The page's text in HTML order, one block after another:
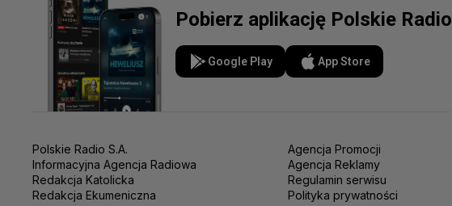
Pobierz aplikację Polskie Radio
Google Play App Store
Polskie Radio S.A.
Informacyjna Agencja Radiowa
Redakcja Katolicka
Redakcja Ekumeniczna
Agencja Promocji
Agencja Reklamy
Regulamin serwisu
Polityka prywatności